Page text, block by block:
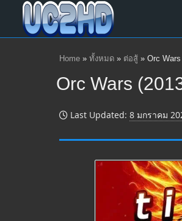
Home » ทั้งหมด » ต่อสู้ » Orc
Orc Wars
Last Updated: 8 มกราคม